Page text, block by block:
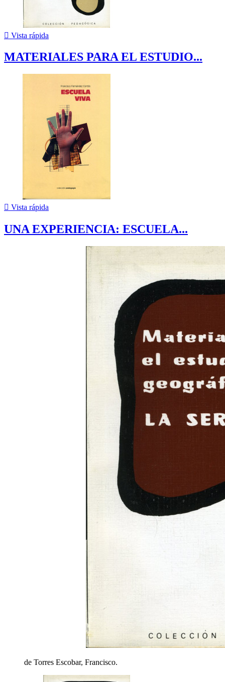
 Vista rápida
MATERIALES PARA EL ESTUDIO...
 Vista rápida
UNA EXPERIENCIA: ESCUELA...
de Torres Escobar, Francisco.